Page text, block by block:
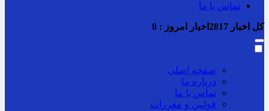
تماس با ما
کل اخبار اخبار امروز : 8
صفحه اصلی
درباره ما
تماس با ما
قوانین و مقررات